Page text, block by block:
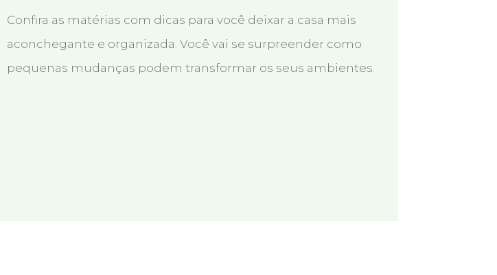
Confira as matérias com dicas para você deixar a casa mais
aconchegante e organizada. Você vai se surpreender como
pequenas mudanças podem transformar os seus ambientes.